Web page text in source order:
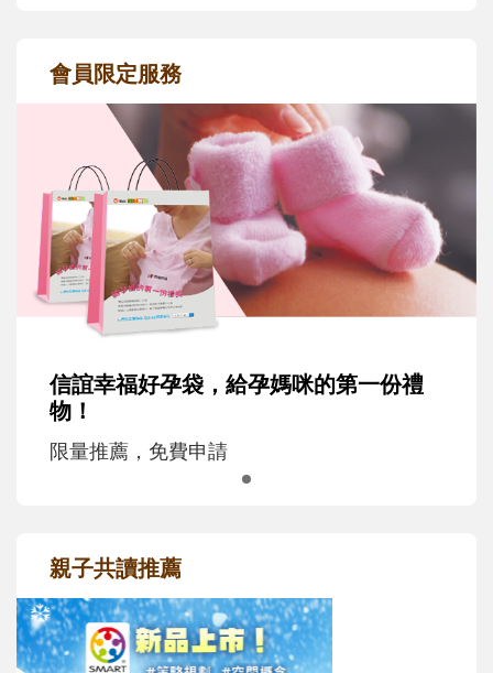
會員限定服務
信誼幸福好孕袋，給孕媽咪的第一份禮
物！
限量推薦，免費申請
親子共讀推薦